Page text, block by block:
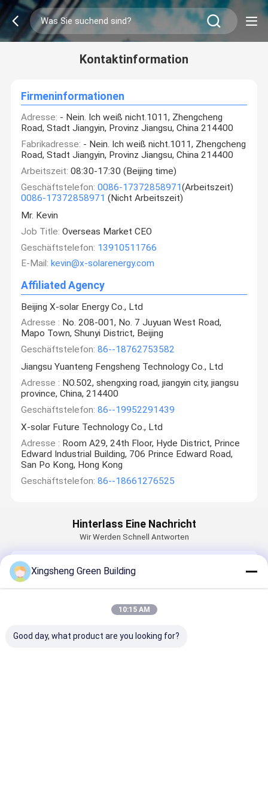
Kontaktinformation
Firmeninformationen
Adresse: - Nein. Ich weiß nicht.1011, Zhengcheng
Road, Stadt Jiangyin, Provinz Jiangsu, China 214400
Fabrikadresse: - Nein. Ich weiß nicht.1011, Zhengcheng
Road, Stadt Jiangyin, Provinz Jiangsu, China 214400
Arbeitszeit: 08:30-17:30 (Beijing time)
Geschäftstelefon: 0086-17372858971(Arbeitszeit)
0086-17372858971 (Nicht Arbeitszeit)
Mr. Kevin
Job Title: Overseas Market CEO
Geschäftstelefon: 13910511766
E-Mail: kevin@x-solarenergy.com
Affiliated Agency
Beijing X-solar Energy Co., Ltd
Adresse : No. 208-001, No. 7 Juyuan West Road,
Mapo Town, Shunyi District, Beijing
Geschäftstelefon: 86--18762753582
Jiangsu Yuanteng Fengsheng Technology Co., Ltd
Adresse : NO.502, shengxing road, jiangyin city, jiangsu
province, China, 214400
Geschäftstelefon: 86--19952291439
X-solar Future Technology Co., Ltd
Adresse : Room A29, 24th Floor, Hyde District, Prince
Edward Industrial Building, 706 Prince Edward Road,
San Po Kong, Hong Kong
Geschäftstelefon: 86--18661276525
Hinterlass Eine Nachricht
Wir Werden Schnell Antworten
E-Mail
Xingsheng Green Building
10:15 AM
Good day, what product are you looking for?